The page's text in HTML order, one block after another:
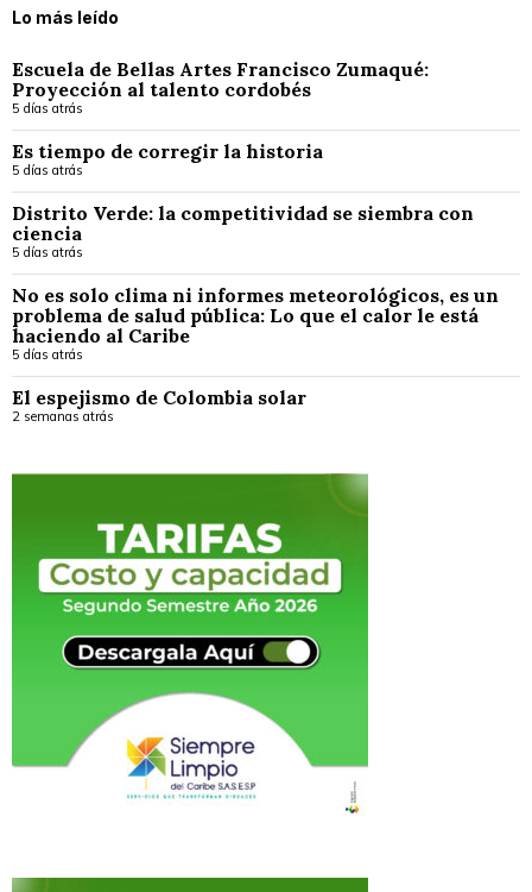
Lo más leído
Escuela de Bellas Artes Francisco Zumaqué:
Proyección al talento cordobés
5 días atrás
Es tiempo de corregir la historia
5 días atrás
Distrito Verde: la competitividad se siembra con
ciencia
5 días atrás
No es solo clima ni informes meteorológicos, es un
problema de salud pública: Lo que el calor le está
haciendo al Caribe
5 días atrás
El espejismo de Colombia solar
2 semanas atrás